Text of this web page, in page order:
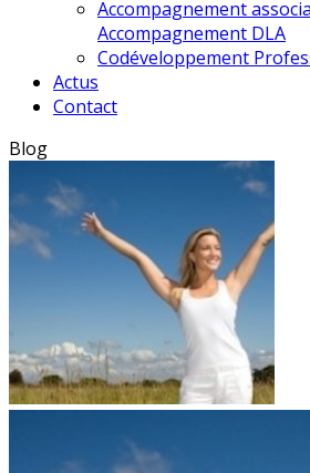
Accompagnement
Accompagnement DLA
Codéveloppement
Actus
Contact
Blog